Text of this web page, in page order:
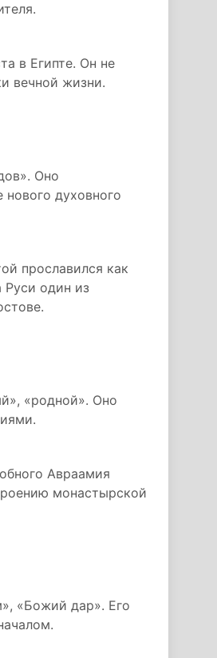
в Египте. Он не
вечной жизни.
Оно
духовного
прославился как
один из
«родной». Оно
Авраамия
монастырской
«Божий дар». Его